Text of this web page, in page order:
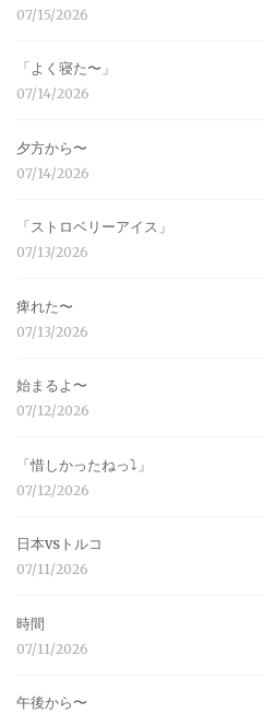
07/15/2026
「よく寝た〜」
07/14/2026
夕方から〜
07/14/2026
「ストロベリーアイス」
07/13/2026
痺れた〜
07/13/2026
始まるよ〜
07/12/2026
「惜しかったねっ⤵︎」
07/12/2026
日本vsトルコ
07/11/2026
時間
07/11/2026
午後から〜